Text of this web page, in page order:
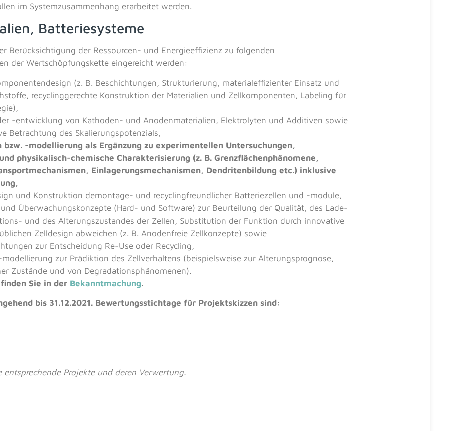
im Systemzusammenhang erarbeitet werden.
Batteriesysteme
Berücksichtigung der Ressourcen- und Energieeffizienz zu folgenden
der Wertschöpfungskette eingereicht werden:
(z. B. Beschichtungen, Strukturierung, materialeffizienter Einsatz und
recyclinggerechte Konstruktion der Materialien und Zellkomponenten, Labeling für
-entwicklung von Kathoden- und Anodenmaterialien, Elektrolyten und Additiven sowie
Betrachtung des Skalierungspotenzials,
-modellierung als Ergänzung zu experimentellen Untersuchungen,
physikalisch-chemische Charakterisierung (z. B. Grenzflächenphänomene,
Einlagerungsmechanismen, Dendritenbildung etc.) inklusive
und Konstruktion demontage- und recyclingfreundlicher Batteriezellen und -module,
Überwachungskonzepte (Hard- und Software) zur Beurteilung der Qualität, des Lade­
und des Alterungszustandes der Zellen, Substitution der Funktion durch innovative
Zelldesign abweichen (z. B. Anodenfreie Zellkonzepte) sowie
zur Entscheidung Re-Use oder Recycling,
zur Prädiktion des Zellverhaltens (beispielsweise zur Alterungsprognose,
Zustände und von Degradationsphänomenen).
Sie in der Bekanntmachung.
bis 31.12.2021. Bewertungsstichtage für Projektskizzen sind:
Projekte und deren Verwertung.